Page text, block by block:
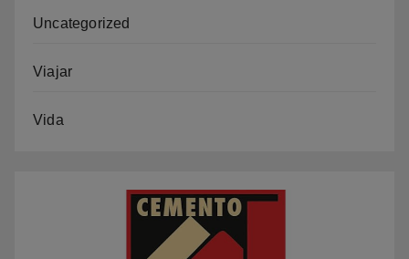
Uncategorized
Viajar
Vida